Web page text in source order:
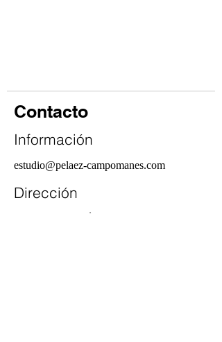
Contacto
Información
estudio@pelaez-campomanes.com
Dirección
C/ Juan Esplandiú 15, 4º.